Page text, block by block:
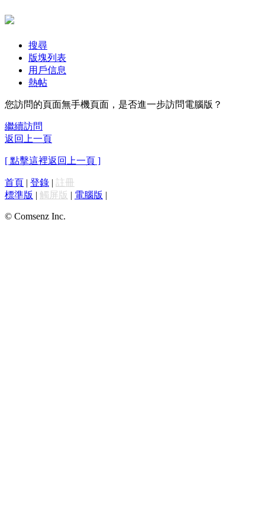
搜尋
版塊列表
用戶信息
熱帖
您訪問的頁面無手機頁面，是否進一步訪問電腦版？
繼續訪問
返回上一頁
[ 點擊這裡返回上一頁 ]
首頁 | 登錄 | 註冊
標準版 | 觸屏版 | 電腦版 |
© Comsenz Inc.